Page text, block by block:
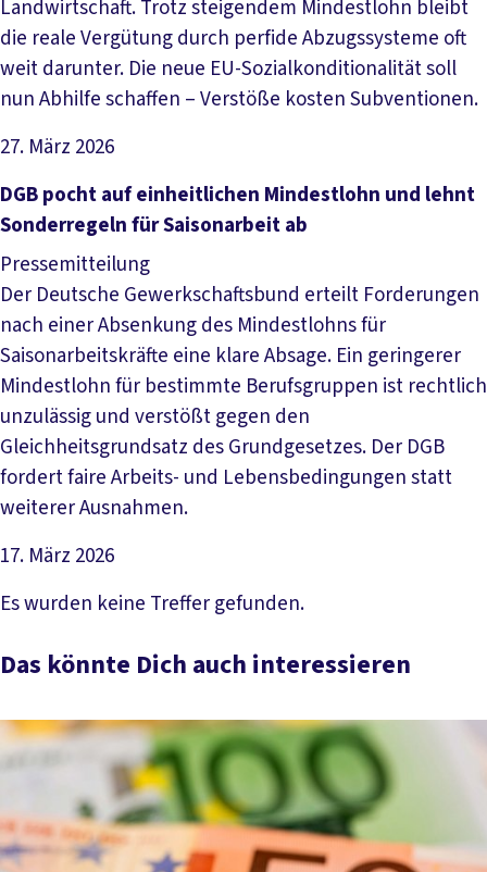
Landwirtschaft. Trotz steigendem Mindestlohn bleibt
die reale Vergütung durch perfide Abzugssysteme oft
weit darunter. Die neue EU-Sozialkonditionalität soll
nun Abhilfe schaffen – Verstöße kosten Subventionen.
27. März 2026
Artikel lesen
DGB pocht auf einheitlichen Mindestlohn und lehnt
Sonderregeln für Saisonarbeit ab
Pressemitteilung
Der Deutsche Gewerkschaftsbund erteilt Forderungen
nach einer Absenkung des Mindestlohns für
Saisonarbeitskräfte eine klare Absage. Ein geringerer
Mindestlohn für bestimmte Berufsgruppen ist rechtlich
unzulässig und verstößt gegen den
Gleichheitsgrundsatz des Grundgesetzes. Der DGB
fordert faire Arbeits- und Lebensbedingungen statt
weiterer Ausnahmen.
17. März 2026
Artikel lesen
Es wurden keine Treffer gefunden.
Das könnte Dich auch interessieren